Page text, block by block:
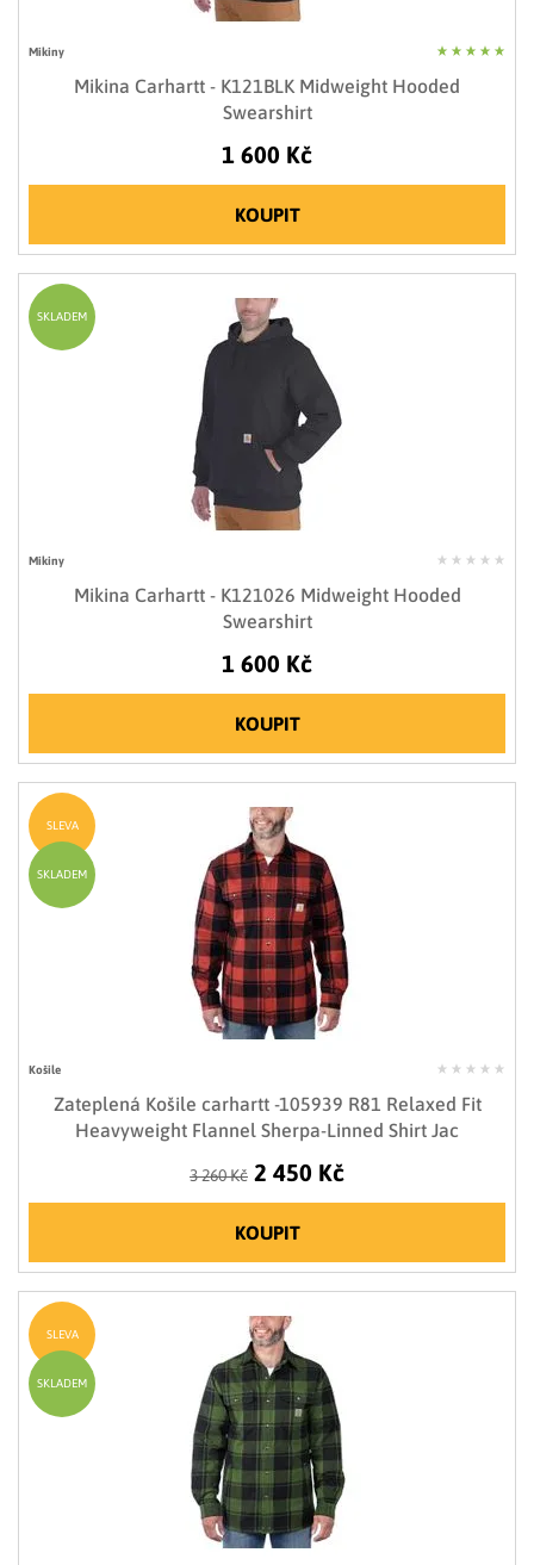
Mikiny
Mikina Carhartt - K121BLK Midweight Hooded
Swearshirt
1 600 Kč
KOUPIT
Mikiny
Mikina Carhartt - K121026 Midweight Hooded
Swearshirt
1 600 Kč
KOUPIT
SKLADEM
Košile
Zateplená Košile carhartt -105939 R81 Relaxed Fit
Heavyweight Flannel Sherpa-Linned Shirt Jac
3 260 Kč 2 450 Kč
KOUPIT
SLEVA
SKLADEM
SLEVA
SKLADEM